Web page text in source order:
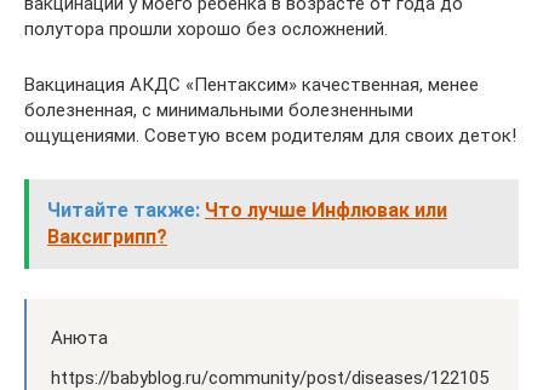
полутора прошли хорошо без осложнений.
Вакцинация АКДС «Пентаксим» качественная, менее
болезненная, с минимальными болезненными
ощущениями. Советую всем родителям для своих деток!
Читайте также: Что лучше Инфлювак или
Ваксигрипп?
Анюта
https://babyblog.ru/community/post/diseases/122105